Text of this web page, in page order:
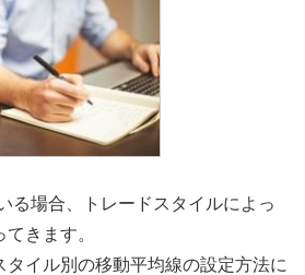
る場合、トレードスタイルによっ
きます。
タイル別の移動平均線の設定方法に